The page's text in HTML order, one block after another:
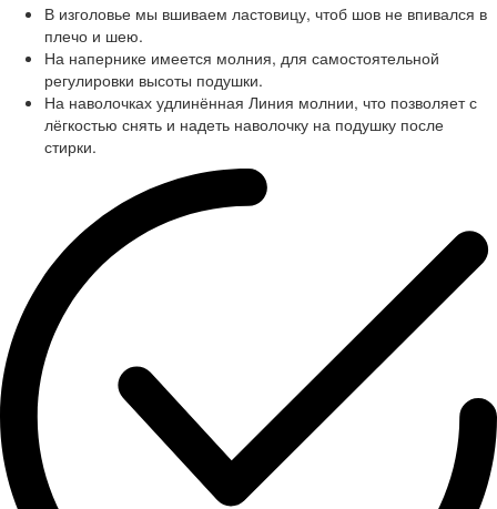
В изголовье мы вшиваем ластовицу, чтоб шов не впивался в
плечо и шею.
На напернике имеется молния, для самостоятельной
регулировки высоты подушки.
На наволочках удлинённая Линия молнии, что позволяет с
лёгкостью снять и надеть наволочку на подушку после
стирки.